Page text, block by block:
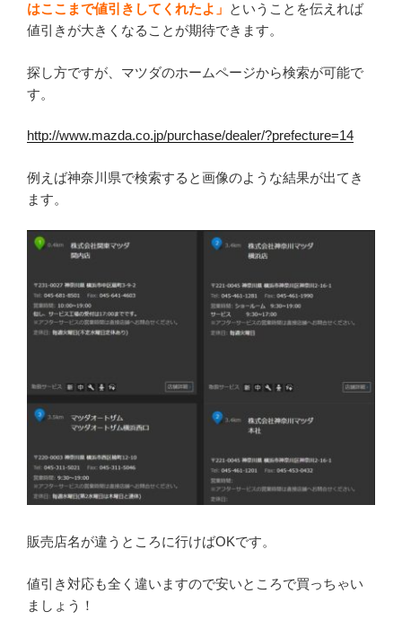
はここまで値引きしてくれたよ」 ということを伝えれば
値引きが大きくなることが期待できます。
探し方ですが、マツダのホームページから検索が可能で
す。
http://www.mazda.co.jp/purchase/dealer/?prefecture=14
例えば神奈川県で検索すると画像のような結果が出てき
ます。
販売店名が違うところに行けばOKです。
値引き対応も全く違いますので安いところで買っちゃい
ましょう！